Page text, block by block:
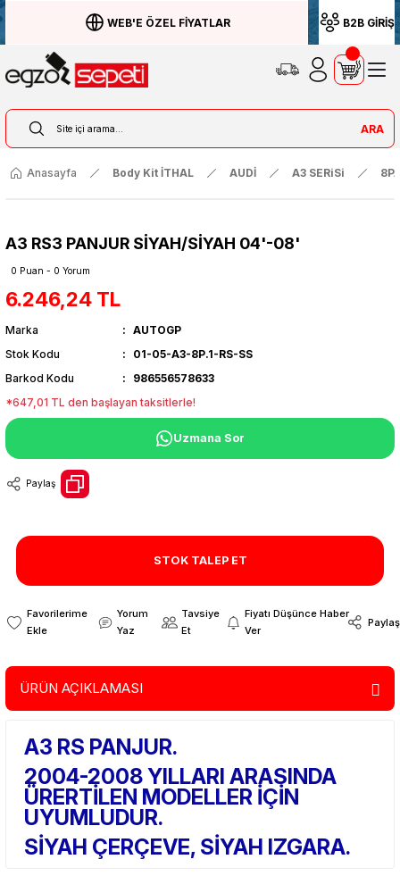
WEB'E ÖZEL FİYATLAR B2B GİRİŞ
ARA
Anasayfa Body Kit İTHAL AUDİ A3 SERiSi
A3 RS3 PANJUR SİYAH/SİYAH 04'-08'
0 Puan - 0 Yorum
6.246,24 TL
Marka
AUTOGP
Stok Kodu
01-05-A3-8P.1-RS-SS
Barkod Kodu
986556578633
*647,01 TL den başlayan taksitlerle!
Uzmana Sor
Paylaş
STOK TALEP ET
Yorum
Yaz
Tavsiye
Et
Fiyatı Düşünce Haber
Ver
Paylaş
ÜRÜN AÇIKLAMASI
A3 RS PANJUR.
2004-2008 YILLARI ARASINDA
ÜRERTİLEN MODELLER İÇİN
UYUMLUDUR.
SİYAH ÇERÇEVE, SİYAH IZGARA.